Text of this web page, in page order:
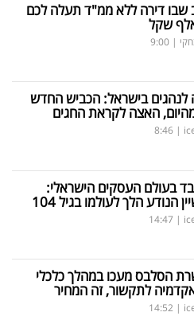
שבו דירה ללא ממ"ד תעלה לכם
|
9:00
לנהגים בישראל: הכביש החדש
האצה לקראת החגים
|
8:46
בעולם העסקים הישראלי:
הנודע הלך לעולמו בגיל 104
|
14:47
הסלבס מעכו במהלך כלכלי
לתקשור, זה המחיר
|
14:52